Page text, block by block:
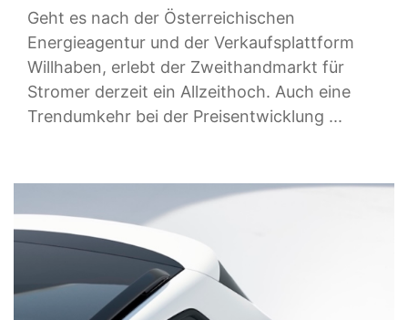
Geht es nach der Österreichischen
Energieagentur und der Verkaufsplattform
Willhaben, erlebt der Zweithandmarkt für
Stromer derzeit ein Allzeithoch. Auch eine
Trendumkehr bei der Preisentwicklung ...